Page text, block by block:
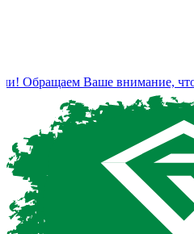
Обращаем Ваше внимание, что